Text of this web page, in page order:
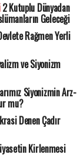
2 Kutuplu Dünyadan
Geleceği
Rağmen Yerli
ve Siyonizm
Siyonizmin Arz-
mu?
Denen Çadır
Kirlenmesi